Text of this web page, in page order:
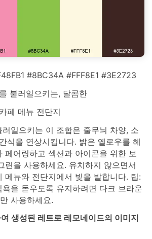
#8BC34A #FFF8E1 #3E2723
불러일으키는, 달콤한
페 메뉴 전단지
일으키는 이 조합은 줄무늬 차양, 소
식을 연상시킵니다. 밝은 옐로우를 헤
페어링하고 섹션과 아이콘을 위한 보
린을 사용하세요. 유치하지 않으면서
메뉴와 전단지에서 빛을 발합니다. 팁:
을 돋우도록 유지하려면 다크 브라운
사용하세요.
생성된 레트로 레모네이드의 이미지